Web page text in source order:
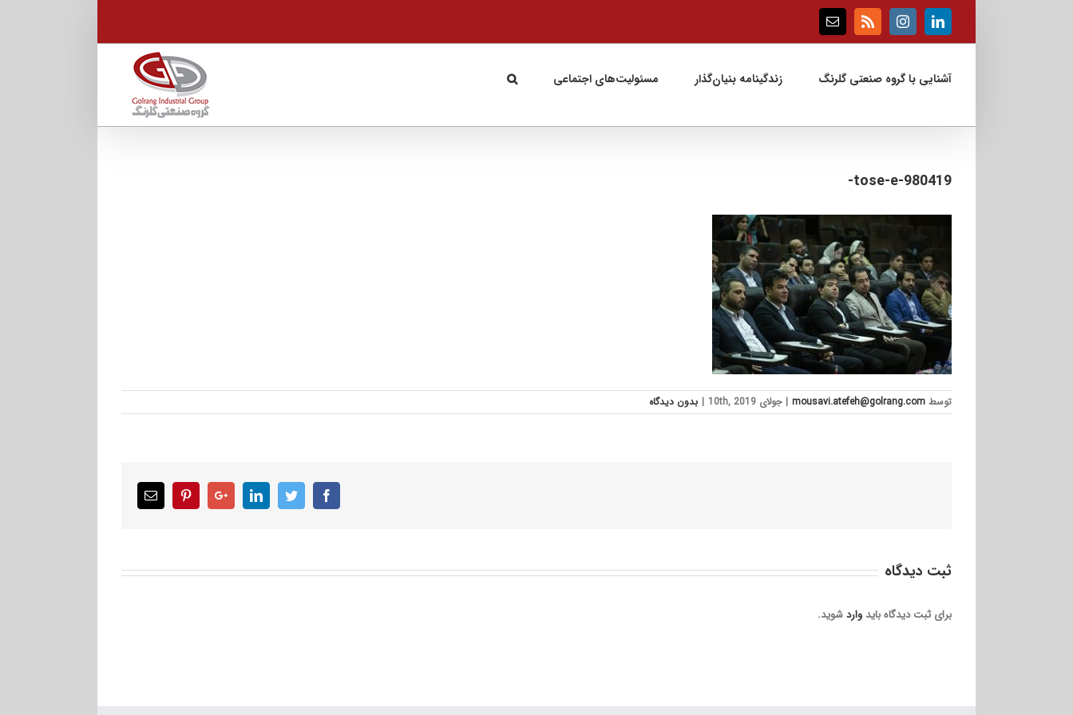
LinkedIn
Instagram
Rss
Email
آشنایی با گروه صنعتی گلرنگ زندگینامه بنیان‌گذار مسئولیت‌های اجتماعی
tose-e-980419-
توسط mousavi.atefeh@golrang.com
| جولای 10th, 2019 | بدون ديدگاه
Facebook
Twitter
LinkedIn
Google+
Pinterest
Email
ثبت ديدگاه
برای ثبت دیدگاه باید واردشوید.